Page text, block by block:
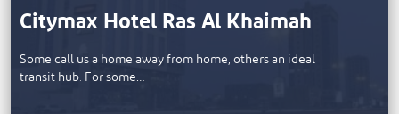
Citymax Hotel Ras Al Khaimah
Some call us a home away from home, others an ideal
transit hub. For some…